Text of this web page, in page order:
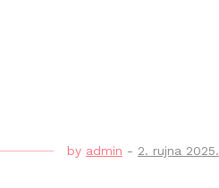
by admin - 2. rujna 2025.